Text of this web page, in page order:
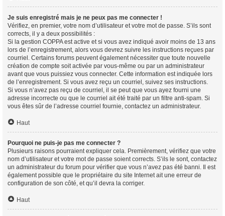
Je suis enregistré mais je ne peux pas me connecter !
Vérifiez, en premier, votre nom d’utilisateur et votre mot de passe. S’ils sont
corrects, il y a deux possibilités :
Si la gestion COPPA est active et si vous avez indiqué avoir moins de 13 ans
lors de l’enregistrement, alors vous devrez suivre les instructions reçues par
courriel. Certains forums peuvent également nécessiter que toute nouvelle
création de compte soit activée par vous-même ou par un administrateur
avant que vous puissiez vous connecter. Cette information est indiquée lors
de l’enregistrement. Si vous avez reçu un courriel, suivez ses instructions.
Si vous n’avez pas reçu de courriel, il se peut que vous ayez fourni une
adresse incorrecte ou que le courriel ait été traité par un filtre anti-spam. Si
vous êtes sûr de l’adresse courriel fournie, contactez un administrateur.
Haut
Pourquoi ne puis-je pas me connecter ?
Plusieurs raisons pourraient expliquer cela. Premièrement, vérifiez que votre
nom d’utilisateur et votre mot de passe soient corrects. S’ils le sont, contactez
un administrateur du forum pour vérifier que vous n’avez pas été banni. Il est
également possible que le propriétaire du site Internet ait une erreur de
configuration de son côté, et qu’il devra la corriger.
Haut